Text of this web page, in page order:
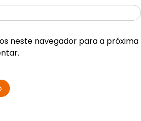
neste navegador para a próxima